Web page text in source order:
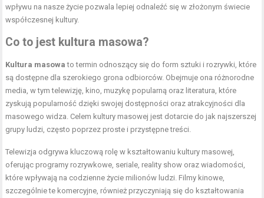
wpływu na nasze życie pozwala lepiej odnaleźć się w złożonym świecie
współczesnej kultury.
Co to jest kultura masowa?
Kultura masowa to termin odnoszący się do form sztuki i rozrywki, które
są dostępne dla szerokiego grona odbiorców. Obejmuje ona różnorodne
media, w tym telewizję, kino, muzykę popularną oraz literatura, które
zyskują popularność dzięki swojej dostępności oraz atrakcyjności dla
masowego widza. Celem kultury masowej jest dotarcie do jak najszerszej
grupy ludzi, często poprzez proste i przystępne treści.
Telewizja odgrywa kluczową rolę w kształtowaniu kultury masowej,
oferując programy rozrywkowe, seriale, reality show oraz wiadomości,
które wpływają na codzienne życie milionów ludzi. Filmy kinowe,
szczególnie te komercyjne, również przyczyniają się do kształtowania